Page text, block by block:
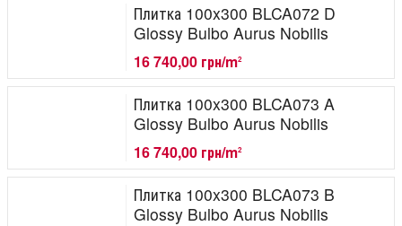
Плитка 100x300 BLCA072 D
Glossy Bulbo Aurus Nobilis
16 740,00 грн/m2
Плитка 100x300 BLCA073 A
Glossy Bulbo Aurus Nobilis
16 740,00 грн/m2
Плитка 100x300 BLCA073 B
Glossy Bulbo Aurus Nobilis